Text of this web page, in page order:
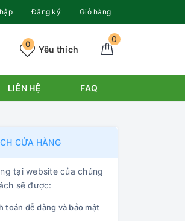
Đăng ký Giỏ hàng
0
Yêu thích
0
LIÊN HỆ FAQ
CỬA HÀNG
tại website của chúng
sẽ được:
toán dễ dàng và bảo mật